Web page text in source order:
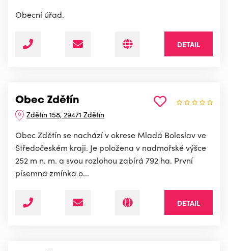
Obecní úřad.
DETAIL
Obec Zdětín
Zdětín 158, 29471 Zdětín
Obec Zdětín se nachází v okrese Mladá Boleslav ve
Středočeském kraji. Je položena v nadmořské výšce
252 m n. m. a svou rozlohou zabírá 792 ha. První
písemná zmínka o...
DETAIL